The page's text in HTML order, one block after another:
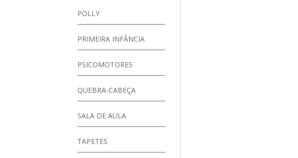
POLLY
PRIMEIRA INFÂNCIA
PSICOMOTORES
QUEBRA-CABEÇA
SALA DE AULA
TAPETES